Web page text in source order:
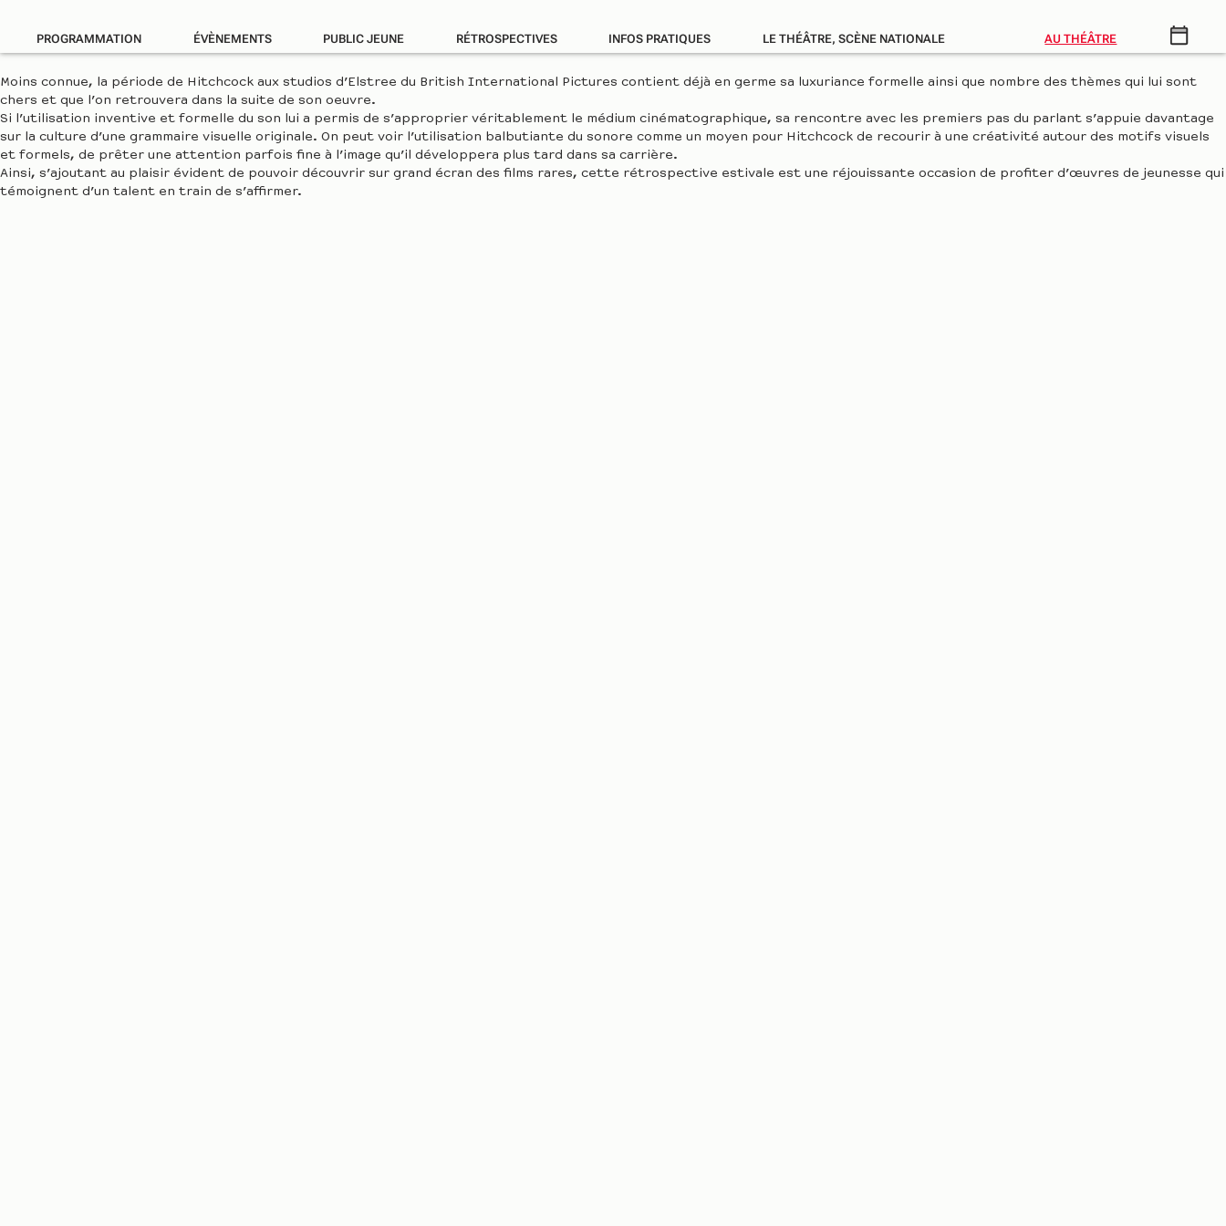
PROGRAMMATION ÉVÈNEMENTS PUBLIC JEUNE RÉTROSPECTIVES INFOS PRATIQUES LE THÉÂTRE, SCÈNE NATIONALE AU THÉÂTRE
Moins connue, la période de Hitchcock aux studios d’Elstree du British International Pictures contient déjà en germe sa luxuriance formelle ainsi que nombre des thèmes qui lui sont
chers et que l’on retrouvera dans la suite de son oeuvre.
Si l’utilisation inventive et formelle du son lui a permis de s’approprier véritablement le médium cinématographique, sa rencontre avec les premiers pas du parlant s’appuie davantage
sur la culture d’une grammaire visuelle originale. On peut voir l’utilisation balbutiante du sonore comme un moyen pour Hitchcock de recourir à une créativité autour des motifs visuels
et formels, de prêter une attention parfois fine à l’image qu’il développera plus tard dans sa carrière.
Ainsi, s’ajoutant au plaisir évident de pouvoir découvrir sur grand écran des films rares, cette rétrospective estivale est une réjouissante occasion de profiter d’œuvres de jeunesse qui
témoignent d’un talent en train de s’affirmer.